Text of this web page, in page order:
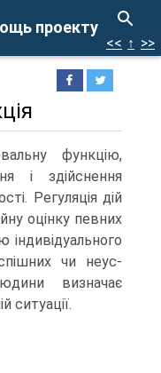
проекту
<< ↑ >>
функцію,
і здійснення
Регуляція дій
оцінку певних
індивідуального
чи неус-
визначає
ситуації.